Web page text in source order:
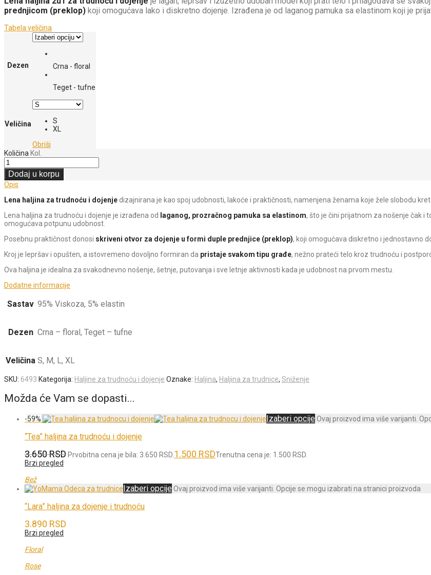
prednjicom (preklop) koji omogućava lako i diskretno dojenje. Izrađena je od laganog pamuka sa elastinom koji je
Tabela veličina
Dezen Crna - floral
Teget - tufne
Veličina
S
XL
Obriši
Količina Kol.
Dodaj u korpu
Opis
Lena haljina za trudnoću i dojenje dizajnirana je kao spoj udobnosti, lakoće i praktičnosti, namenjena ženama koje žele slobodu
Lena haljina za trudnoću i dojenje je izrađena od laganog, prozračnog pamuka sa elastinom, što je čini prijatnom za nošenje čak i
omogućava potpunu udobnost.
Posebnu praktičnost donosi skriveni otvor za dojenje u formi duple prednjice (preklop), koji omogućava diskretno i jednostavno
Kroj je lepršav i opušten, a istovremeno dovoljno formiran da pristaje svakom tipu građe, nežno prateći telo kroz trudnoću i
Ova haljina je idealna za svakodnevno nošenje, šetnje, putovanja i sve letnje aktivnosti kada je udobnost na prvom mestu.
Dodatne informacije
Sastav 95% Viskoza, 5% elastin
Dezen Crna – floral, Teget – tufne
Veličina S, M, L, XL
SKU: 6493 Kategorija: Haljine za trudnoću i dojenje Oznake: Haljina, Haljina za trudnice, Sniženje
Možda će Vam se dopasti...
-59% Izaberi opcije Ovaj proizvod ima više varijanti.
“Tea” haljina za trudnoću i dojenje
3.650RSDPrvobitna cena je bila: 3.650 RSD. 1.500 RSDTrenutna cena je: 1.500 RSD.
Brzi pregled
Bež
Izaberi opcije Ovaj proizvod ima više varijanti. Opcije se mogu izabrati na stranici proizvoda
“Lara” haljina za dojenje i trudnoću
3.890 RSD
Brzi pregled
Floral
Rose